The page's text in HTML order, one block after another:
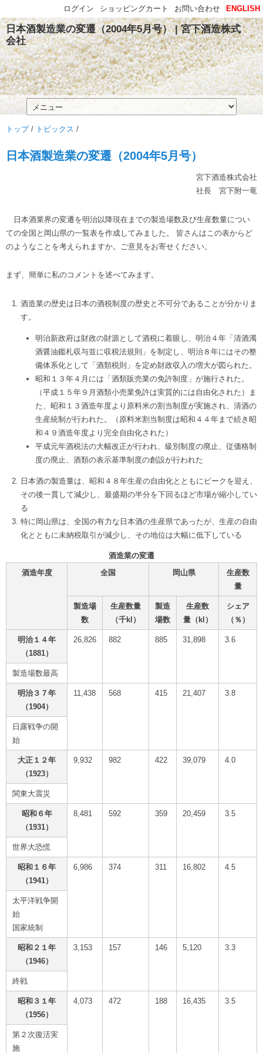
日本酒製造業の変遷（2004年5月号） | 宮下酒造株式
会社
トップ/ トピックス /
日本酒製造業の変遷（2004年5月号）
宮下酒造株式会社
社長 宮下附一竜
日本酒業界の変遷を明治以降現在までの製造場数及び生産数量につい
ての全国と岡山県の一覧表を作成してみました。 皆さんはこの表からど
のようなことを考えられますか。ご意見をお寄せください。
まず、簡単に私のコメントを述べてみます。
酒造業の歴史は日本の酒税制度の歴史と不可分であることが分かりま
す。
明治新政府は財政の財源として酒税に着眼し、明治４年「清酒濁
酒醤油鑑札収与並に収税法規則」を制定し、明治８年にはその整
備体系化として「酒類税則」を定め財政収入の増大が図られた。
昭和１３年４月には「酒類販売業の免許制度」が施行された。
（平成１５年９月酒類小売業免許は実質的には自由化された）ま
た、昭和１３酒造年度より原料米の割当制度が実施され、清酒の
生産統制が行われた。（原料米割当制度は昭和４４年まで続き昭
和４９酒造年度より完全自由化された）
平成元年酒税法の大幅改正が行われ、級別制度の廃止、従価格制
度の廃止、酒類の表示基準制度の創設が行われた
日本酒の製造量は、昭和４８年生産の自由化とともにピークを迎え、
その後一貫して減少し、最盛期の半分を下回るほど市場が縮小してい
る
特に岡山県は、全国の有力な日本酒の生産県であったが、生産の自由
化とともに未納税取引が減少し、その地位は大幅に低下している
酒造業の変遷
酒造年度
全国 岡山県
生産数
量
製造場
数
生産数量
（千kl）
製造
場数
生産数
量（kl）
シェア
（％）
明治１４年
（1881）
26,826 882 885 31,898 3.6
製造場数最高
明治３７年
（1904）
11,438 568 415 21,407 3.8
日露戦争の開
始
大正１２年
（1923）
9,932 982 422 39,079 4.0
関東大震災
昭和６年
（1931）
8,481 592 359 20,459 3.5
世界大恐慌
昭和１６年
（1941）
6,986 374 311 16,802 4.5
太平洋戦争開
始
国家統制
昭和２１年
（1946）
3,153 157 146 5,120 3.3
終戦
昭和３１年
（1956）
4,073 472 188 16,435 3.5
第２次復活実
施
ENGLISH
お問い合わせ
ショッピングカート
ログイン